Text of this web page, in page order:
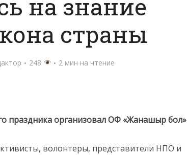
на знание
страны
248 2 мин на чтение
праздника организовал ОФ «Жанашыр бол»
волонтеры, представители НПО и